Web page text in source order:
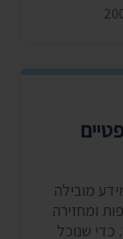
מובילה
ומחזירה
כדי שנוכל